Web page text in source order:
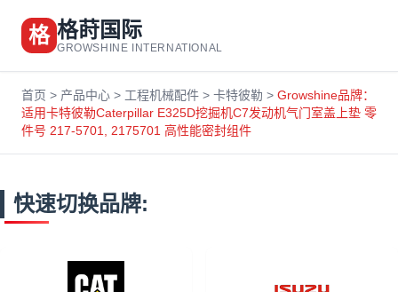
格 格莳国际
GROWSHINE INTERNATIONAL
首页 > 产品中心 > 工程机械配件 > 卡特彼勒 > Growshine品牌：
适用卡特彼勒Caterpillar E325D挖掘机C7发动机气门室盖上垫 零
件号 217-5701, 2175701 高性能密封组件
快速切换品牌: